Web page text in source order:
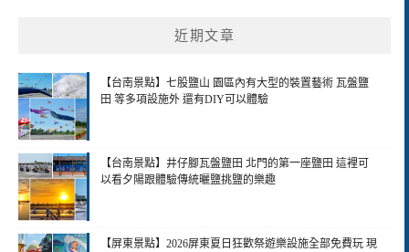
近期文章
【台南景點】七股鹽山 園區內有大型的裝置藝術 瓦盤鹽
田 等多項設施外 還有DIY可以體驗
【台南景點】井仔腳瓦盤鹽田 北門的第一座鹽田 這裡可
以看夕陽跟體驗傳統曬鹽挑鹽的樂趣
【屏東景點】2026屏東夏日狂歡祭遊樂設施全部免費玩 現